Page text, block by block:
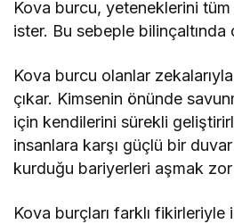
Kova burcu, yeteneklerini
ister. Bu sebeple bilinçaltında
Kova burcu olanlar
çıkar. Kimsenin önünde
için kendilerini sürekli
insanlara karşı güçlü bir duvar
kurduğu bariyerleri aşmak zor
Kova burçları farklı fikirleriyle